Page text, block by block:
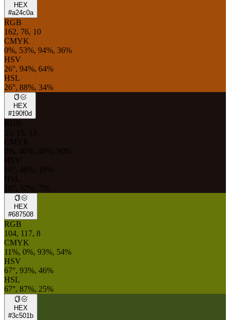
HEX
#a24c0a
RGB
162, 76, 10
CMYK
0%, 53%, 94%, 36%
HSV
26°, 94%, 64%
HSL
26°, 88%, 34%
HEX
#190f0d
RGB
25, 15, 13
CMYK
0%, 40%, 48%, 90%
HSV
10°, 48%, 10%
HSL
10°, 32%, 7%
HEX
#687508
RGB
104, 117, 8
CMYK
11%, 0%, 93%, 54%
HSV
67°, 93%, 46%
HSL
67°, 87%, 25%
HEX
#3c501b